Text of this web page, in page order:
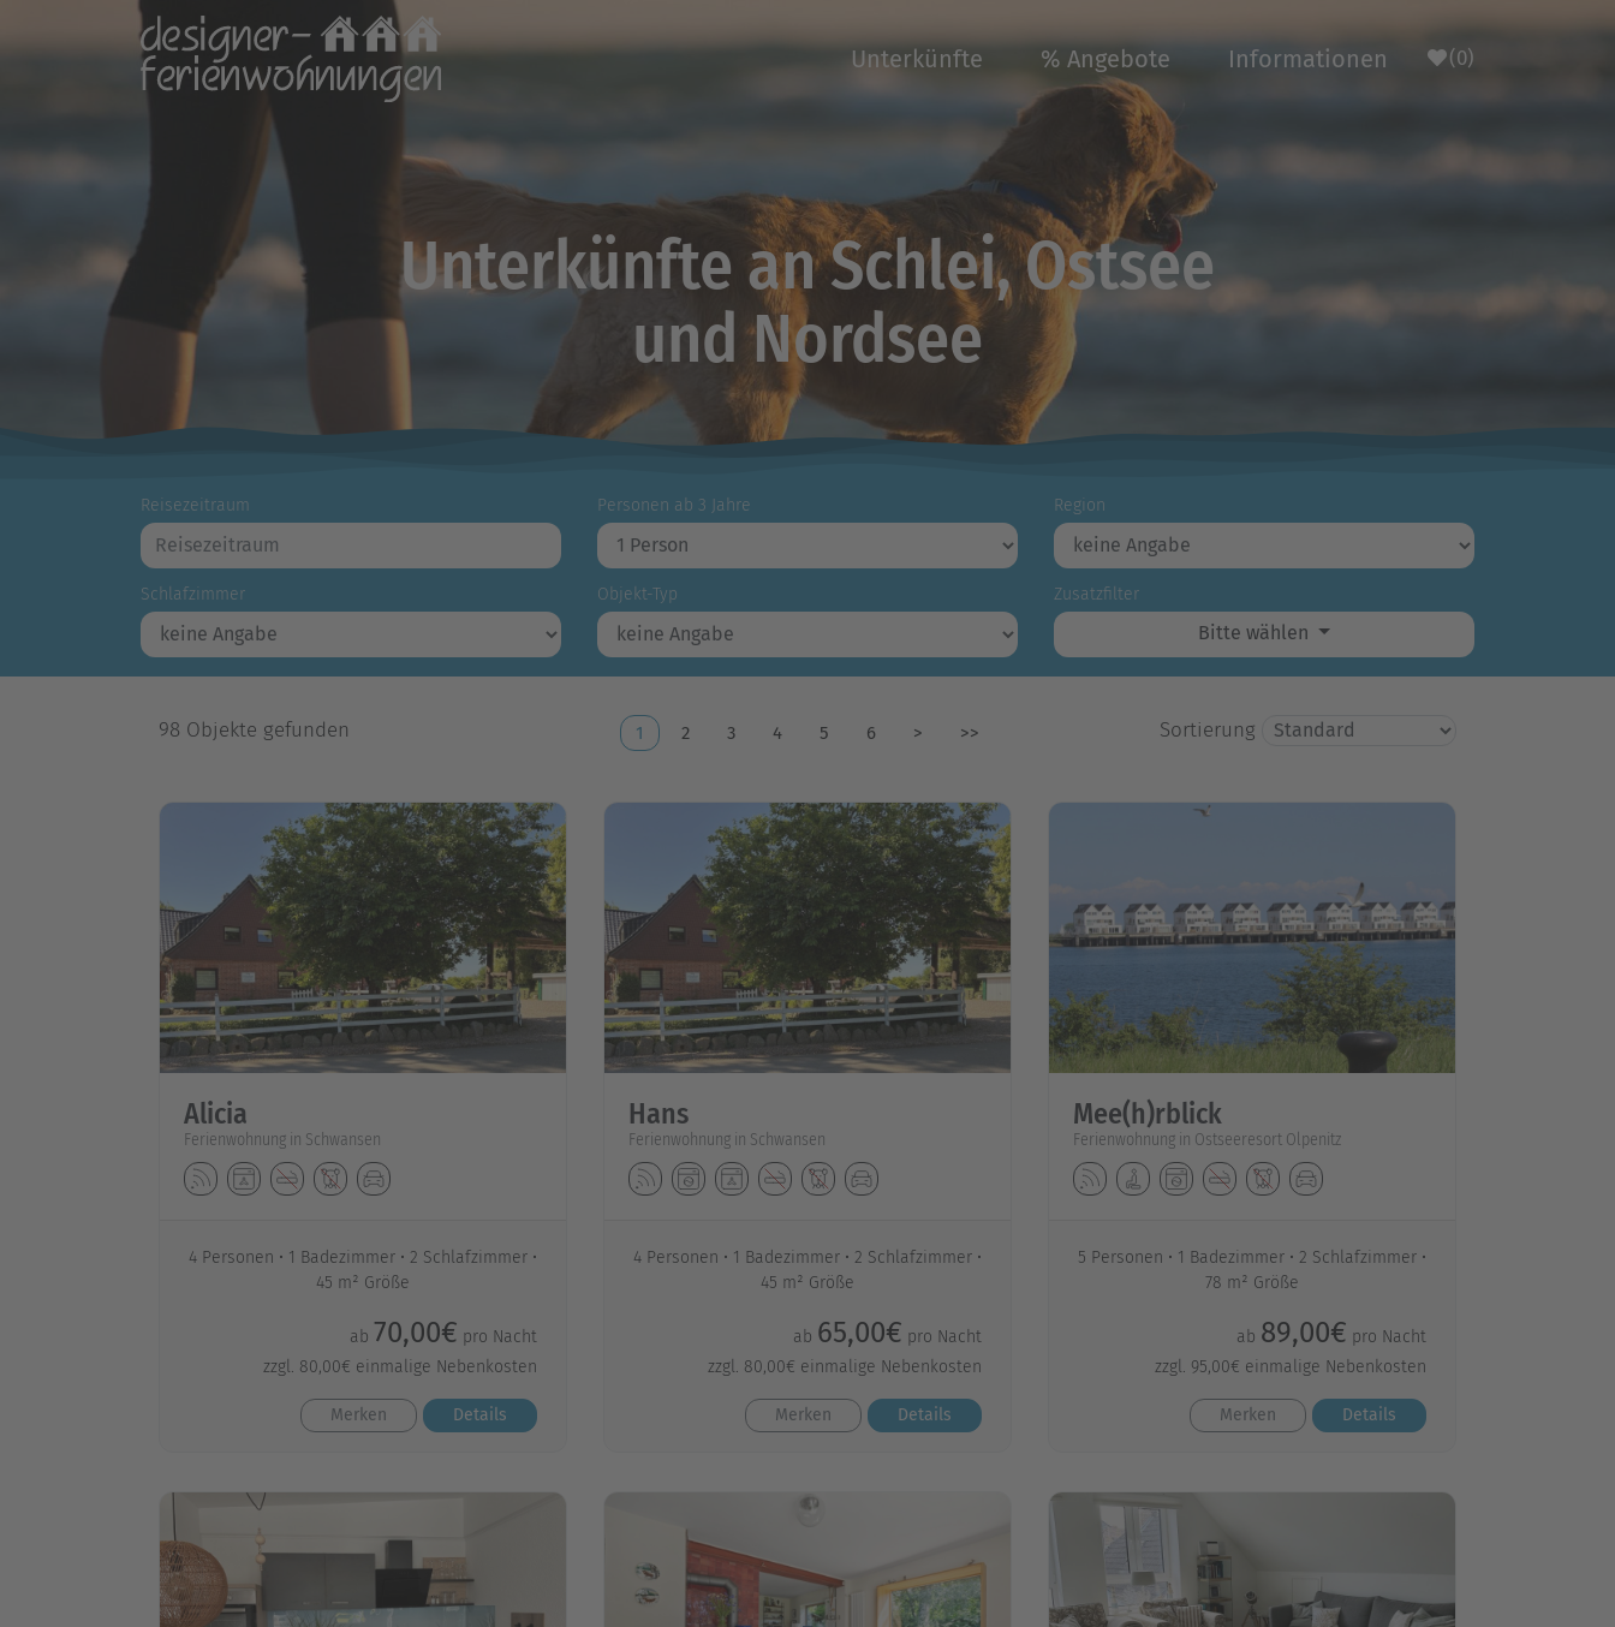
(0)
Unterkünfte % Angebote Informationen
Unterkünfte an Schlei, Ostsee
und Nordsee
Reisezeitraum Personen ab 3 Jahre Region
Schlafzimmer Objekt-Typ Zusatzfilter
Bitte wählen
98 Objekte gefunden 1 2 3 4 5 6 > >> Sortierung
Alicia
Ferienwohnung in Schwansen
4 Personen 1 Badezimmer
2 Schlafzimmer
45 m² Größe
ab 70,00€ pro Nacht
zzgl. 80,00€ einmalige Nebenkosten
Merken Details
Hans
Ferienwohnung in Schwansen
4 Personen 1 Badezimmer
2 Schlafzimmer
45 m² Größe
ab 65,00€ pro Nacht
zzgl. 80,00€ einmalige Nebenkosten
Merken Details
Mee(h)rblick
Ferienwohnung in Ostseeresort Olpenitz
5 Personen 1 Badezimmer
2 Schlafzimmer
78 m² Größe
ab 89,00€ pro Nacht
zzgl. 95,00€ einmalige Nebenkosten
Merken Details